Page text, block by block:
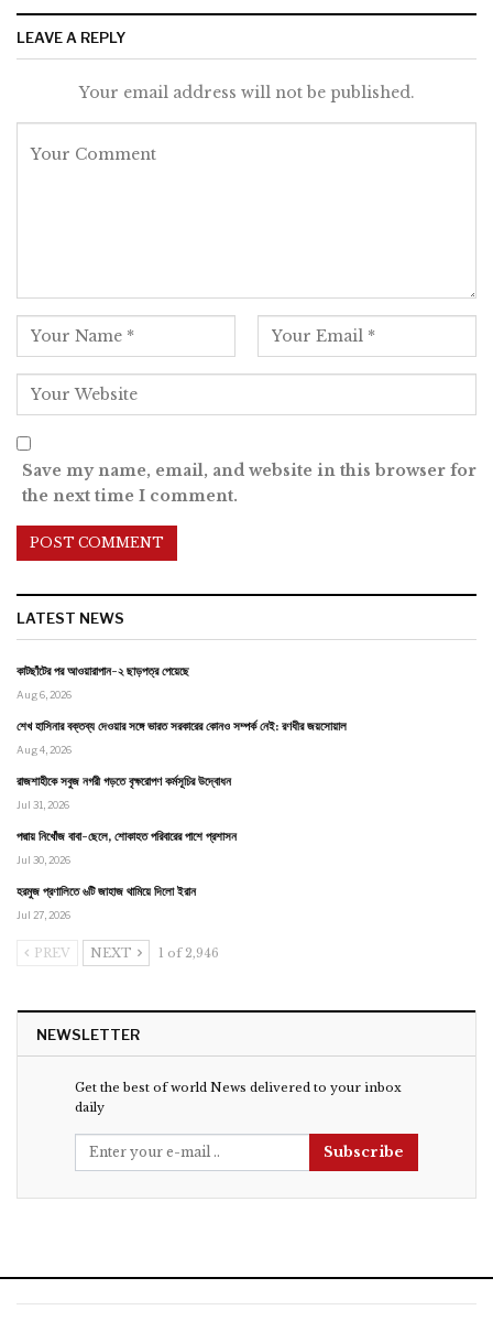
LEAVE A REPLY
Your email address will not be published.
Save my name, email, and website in this browser for
the next time I comment.
LATEST NEWS
কাটছাঁটের পর আওয়ারাপান-২ ছাড়পত্র পেয়েছে
Aug 6, 2026
শেখ হাসিনার বক্তব্য দেওয়ার সঙ্গে ভারত সরকারের কোনও সম্পর্ক নেই: রণধীর জয়সোয়াল
Aug 4, 2026
রাজশাহীকে সবুজ নগরী গড়তে বৃক্ষরোপণ কর্মসূচির উদ্বোধন
Jul 31, 2026
পদ্মায় নিখোঁজ বাবা-ছেলে, শোকাহত পরিবারের পাশে প্রশাসন
Jul 30, 2026
হরমুজ প্রণালিতে ৬টি জাহাজ থামিয়ে দিলো ইরান
Jul 27, 2026
PREV NEXT 1 of 2,946
NEWSLETTER
Get the best of world News delivered to your inbox
daily
Subscribe